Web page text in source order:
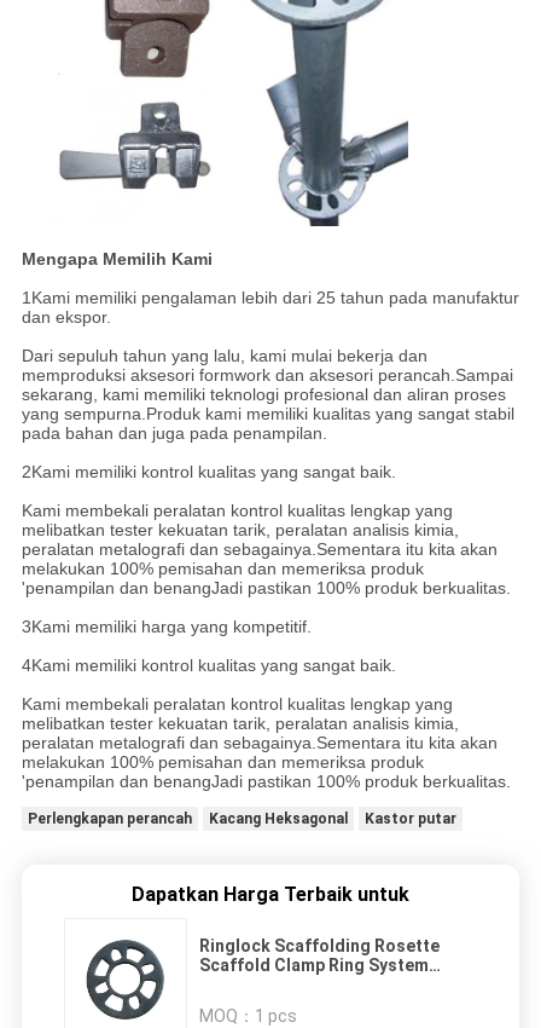
Mengapa Memilih Kami
1Kami memiliki pengalaman lebih dari 25 tahun pada manufaktur
dan ekspor.
Dari sepuluh tahun yang lalu, kami mulai bekerja dan
memproduksi aksesori formwork dan aksesori perancah.Sampai
sekarang, kami memiliki teknologi profesional dan aliran proses
yang sempurna.Produk kami memiliki kualitas yang sangat stabil
pada bahan dan juga pada penampilan.
2Kami memiliki kontrol kualitas yang sangat baik.
Kami membekali peralatan kontrol kualitas lengkap yang
melibatkan tester kekuatan tarik, peralatan analisis kimia,
peralatan metalografi dan sebagainya.Sementara itu kita akan
melakukan 100% pemisahan dan memeriksa produk
'penampilan dan benangJadi pastikan 100% produk berkualitas.
3Kami memiliki harga yang kompetitif.
4Kami memiliki kontrol kualitas yang sangat baik.
Kami membekali peralatan kontrol kualitas lengkap yang
melibatkan tester kekuatan tarik, peralatan analisis kimia,
peralatan metalografi dan sebagainya.Sementara itu kita akan
melakukan 100% pemisahan dan memeriksa produk
'penampilan dan benangJadi pastikan 100% produk berkualitas.
Perlengkapan perancah Kacang Heksagonal Kastor putar
Dapatkan Harga Terbaik untuk
Ringlock Scaffolding Rosette
Scaffold Clamp Ring System
MOQ： 1 pcs